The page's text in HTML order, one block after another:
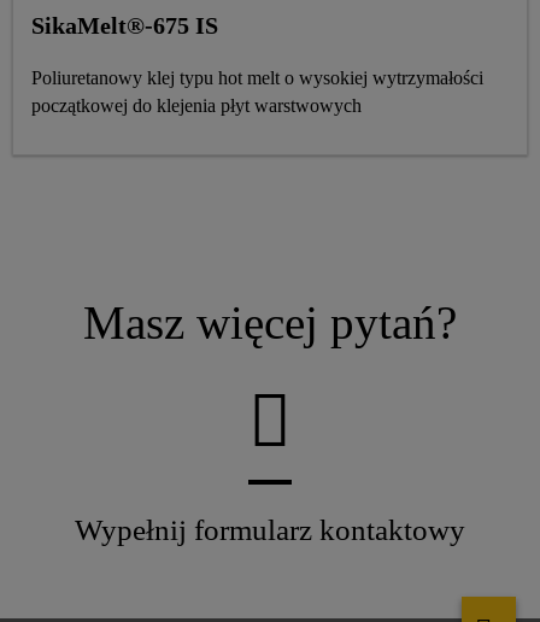
SikaMelt®-675 IS
Poliuretanowy klej typu hot melt o wysokiej wytrzymałości
początkowej do klejenia płyt warstwowych
Masz więcej pytań?
Wypełnij formularz kontaktowy